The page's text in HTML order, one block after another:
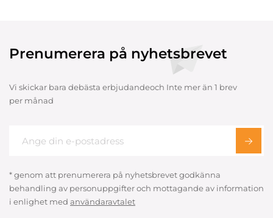
Prenumerera på nyhetsbrevet
Vi skickar bara debästa erbjudandeoch Inte mer än 1 brev
per månad
* genom att prenumerera på nyhetsbrevet godkänna
behandling av personuppgifter och mottagande av information
i enlighet med användaravtalet